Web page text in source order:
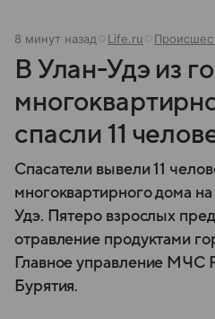
8 минут назад Life.ru
В Улан-Удэ из
спасли 11
Спасатели вывели 11
многоквартирного дома
Удэ. Пятеро взрослых
отравление продуктами
Главное управление МЧС
Бурятия.